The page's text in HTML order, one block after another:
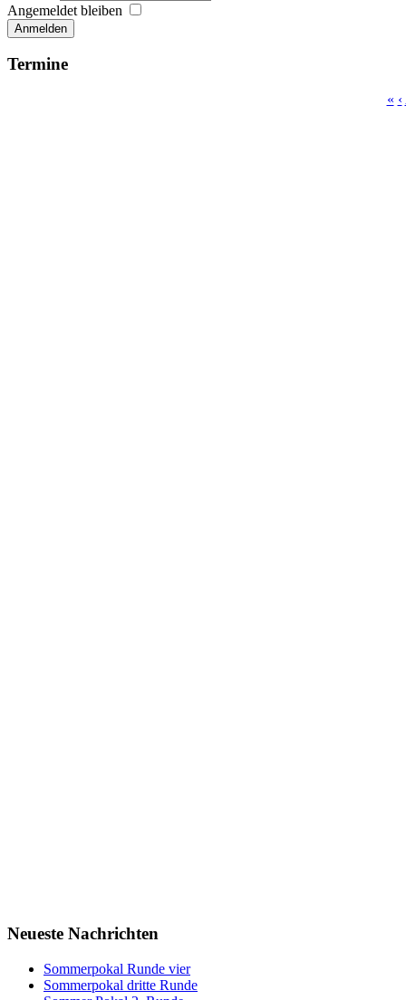
Angemeldet bleiben
Anmelden
Termine
« ‹
Neueste Nachrichten
Sommerpokal Runde vier
Sommerpokal dritte Runde